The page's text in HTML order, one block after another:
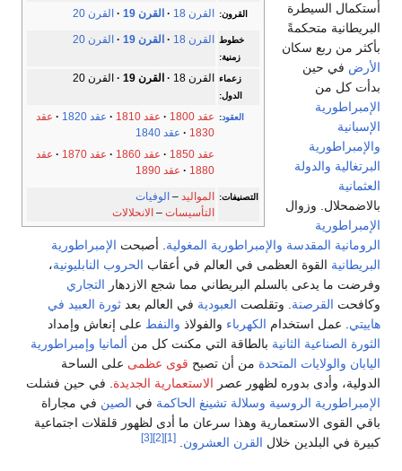
القرون: القرن 18 القرن 19 القرن 20
خطوط
زمنية:
القرن 18 القرن 19 القرن 20
زعماء
الدول:
القرن 18 القرن 19 القرن 20
العقود: عقد 1800 عقد 1810 عقد 1820
عقد
1830
عقد 1840
عقد 1850
عقد 1860 عقد 1870
عقد
1880
عقد 1890
التصنيفات: المواليد – الوفيات
التأسيسات – الانحلالات
أستكمال السيطرة
البريطانية متحكمةً
بأكثر من ربع سكان
الأرض في حين
بدأت كل من
الإمبراطورية
الإسبانية
والإمبراطورية
البرتغالية والدولة
العثمانية
بالاضمحلال. وزوال
الإمبراطورية
الرومانية المقدسة والإمبراطورية المغولية . أصبحت الإمبراطورية
البريطانية القوة العظمى في العالم في أعقاب الحروب النابليونية،
وفرضت ما يدعى بالسلم البريطاني مما شجع الازدهار التجاري
وكافحت القرصنة . وتقلصت العبودية في العالم بعد ثورة العبيد في
هاييتي . عمل استخدام الكهرباء والفولاذ والنفط على إنعاش وإمداد
الثورة الصناعية الثانية بالطاقة التي مكنت كل من ألمانيا وإمبراطورية
اليابان والولايات المتحدة من أن تصبح قوى عظمى على الساحة
الدولية، وأدى بدوره لظهور عصر الاستعمارية الجديدة . في حين فشلت
الإمبراطورية الروسية وسلالة تشينغ الحاكمة في الصين في مجاراة
باقي القوى الاستعمارية وهذا سرعان ما أدى لظهور قلقلات اجتماعية
كبيرة في البلدين خلال القرن العشرون [1]
[2]
[3]